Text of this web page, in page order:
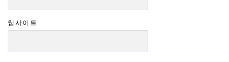
웹사이트